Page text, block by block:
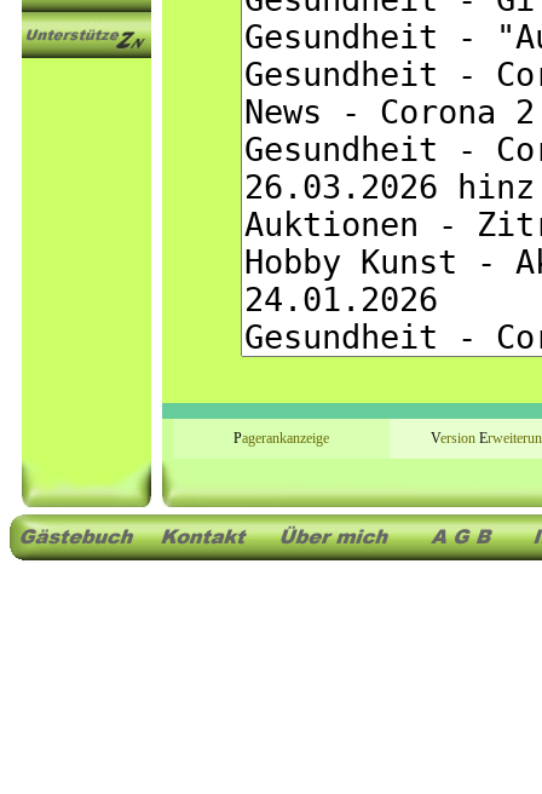
Pagerankanzeige Version E